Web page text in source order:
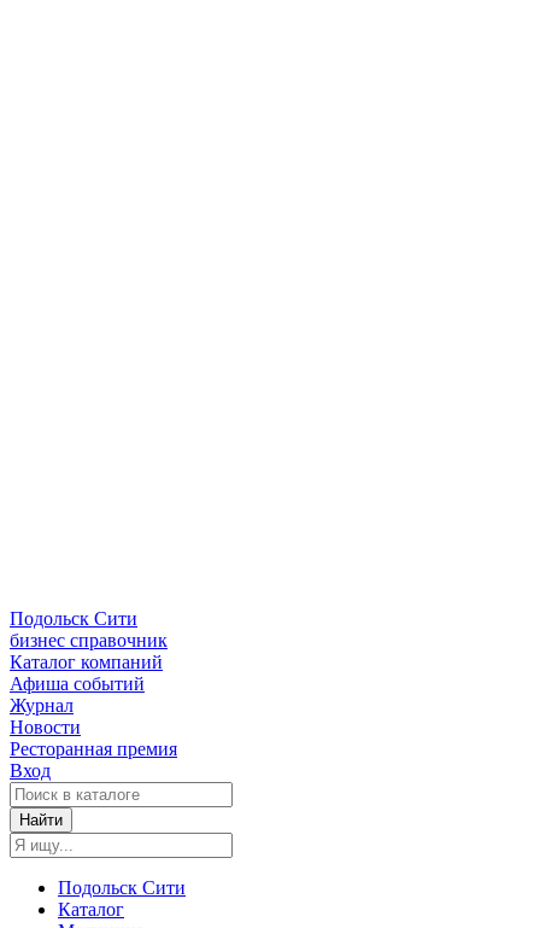
Подольск Сити
бизнес справочник
Каталог компаний
Афиша событий
Журнал
Новости
Ресторанная премия
Вход
Найти
Подольск Сити
Каталог